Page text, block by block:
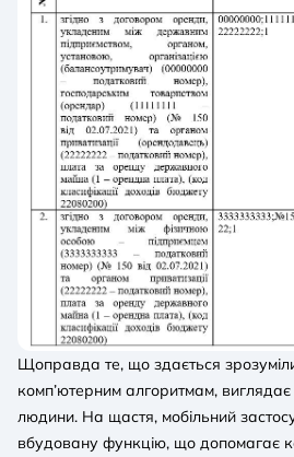
Щоправда те, що здається
комп’ютерним алгоритмам,
людини. На щастя, мобільний
вбудовану функцію, що допомагає